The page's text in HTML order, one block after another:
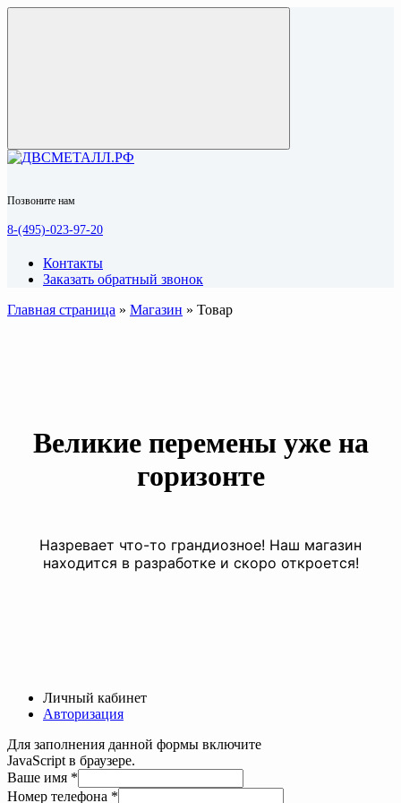
Позвоните нам
8-(495)-023-97-20
Контакты
Заказать обратный звонок
Главная страница » Магазин » Товар
Великие перемены уже на
горизонте
Назревает что-то грандиозное! Наш магазин
находится в разработке и скоро откроется!
Личный кабинет
Авторизация
Для заполнения данной формы включите
JavaScript в браузере.
Ваше имя *
Номер
Номер телефона *